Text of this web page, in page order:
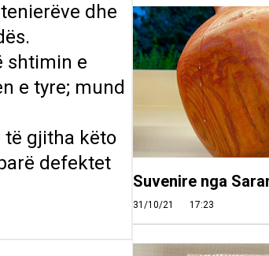
dhe
shtimin e
e tyre; mund
të gjitha këto
defektet
Suvenire nga
31/10/21 17:23